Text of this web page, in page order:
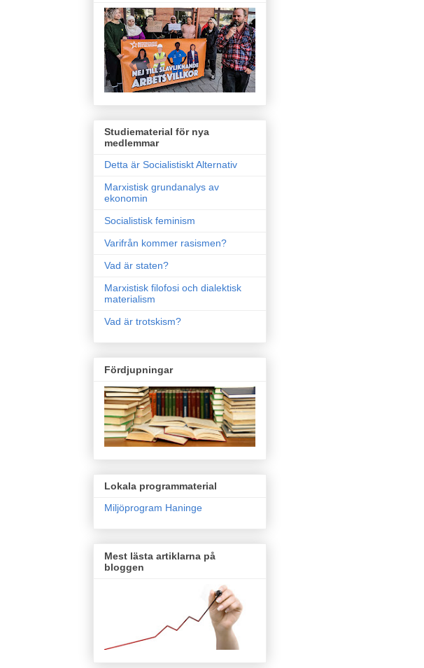
Studiematerial för nya
medlemmar
Detta är Socialistiskt Alternativ
Marxistisk grundanalys av
ekonomin
Socialistisk feminism
Varifrån kommer rasismen?
Vad är staten?
Marxistisk filofosi och dialektisk
materialism
Vad är trotskism?
Fördjupningar
Lokala programmaterial
Miljöprogram Haninge
Mest lästa artiklarna på
bloggen